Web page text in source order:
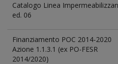
Catalogo Linea
ed. 06
Finanziamento POC 2014-2020
Azione 1.1.3.1 (ex PO-FESR
2014/2020)